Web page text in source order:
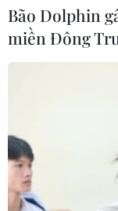
09/08/2026 04:14
Miền Bắc
cuối tuần
Bão Dolphin
miền Đông